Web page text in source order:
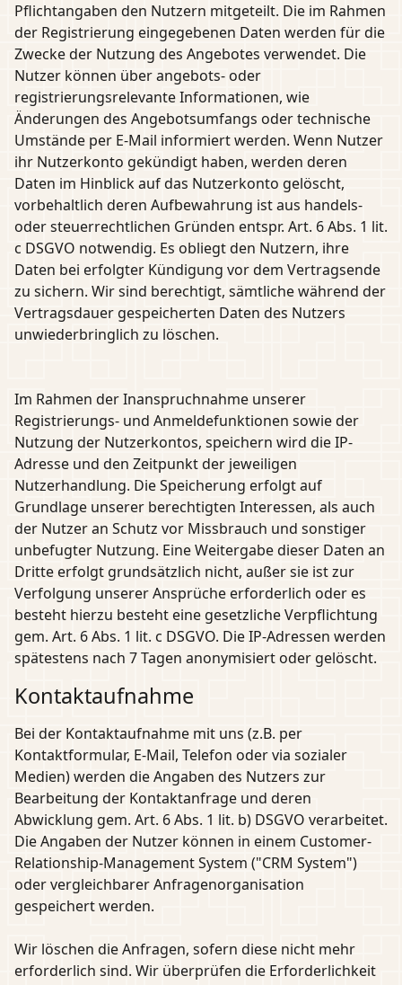
Pflichtangaben den Nutzern mitgeteilt. Die im Rahmen
der Registrierung eingegebenen Daten werden für die
Zwecke der Nutzung des Angebotes verwendet. Die
Nutzer können über angebots- oder
registrierungsrelevante Informationen, wie
Änderungen des Angebotsumfangs oder technische
Umstände per E-Mail informiert werden. Wenn Nutzer
ihr Nutzerkonto gekündigt haben, werden deren
Daten im Hinblick auf das Nutzerkonto gelöscht,
vorbehaltlich deren Aufbewahrung ist aus handels-
oder steuerrechtlichen Gründen entspr. Art. 6 Abs. 1 lit.
c DSGVO notwendig. Es obliegt den Nutzern, ihre
Daten bei erfolgter Kündigung vor dem Vertragsende
zu sichern. Wir sind berechtigt, sämtliche während der
Vertragsdauer gespeicherten Daten des Nutzers
unwiederbringlich zu löschen.
Im Rahmen der Inanspruchnahme unserer
Registrierungs- und Anmeldefunktionen sowie der
Nutzung der Nutzerkontos, speichern wird die IP-
Adresse und den Zeitpunkt der jeweiligen
Nutzerhandlung. Die Speicherung erfolgt auf
Grundlage unserer berechtigten Interessen, als auch
der Nutzer an Schutz vor Missbrauch und sonstiger
unbefugter Nutzung. Eine Weitergabe dieser Daten an
Dritte erfolgt grundsätzlich nicht, außer sie ist zur
Verfolgung unserer Ansprüche erforderlich oder es
besteht hierzu besteht eine gesetzliche Verpflichtung
gem. Art. 6 Abs. 1 lit. c DSGVO. Die IP-Adressen werden
spätestens nach 7 Tagen anonymisiert oder gelöscht.
Kontaktaufnahme
Bei der Kontaktaufnahme mit uns (z.B. per
Kontaktformular, E-Mail, Telefon oder via sozialer
Medien) werden die Angaben des Nutzers zur
Bearbeitung der Kontaktanfrage und deren
Abwicklung gem. Art. 6 Abs. 1 lit. b) DSGVO verarbeitet.
Die Angaben der Nutzer können in einem Customer-
Relationship-Management System ("CRM System")
oder vergleichbarer Anfragenorganisation
gespeichert werden.
Wir löschen die Anfragen, sofern diese nicht mehr
erforderlich sind. Wir überprüfen die Erforderlichkeit